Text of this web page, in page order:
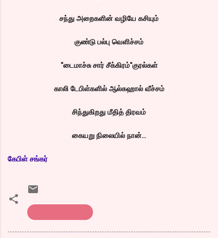
சந்து அறைகளின் வழியே கசியும்
குண்டு பல்பு வெளிச்சம்
"டைமாச்சு சார் சீக்கிரம்"குரல்கள்
காலி டேபிள்களில் ஆல்கஹால் வீச்சம்
சிந்துகிறது மீதித் திரவம்
கையறு நிலையில் நான்...
கேபிள் சங்கர்